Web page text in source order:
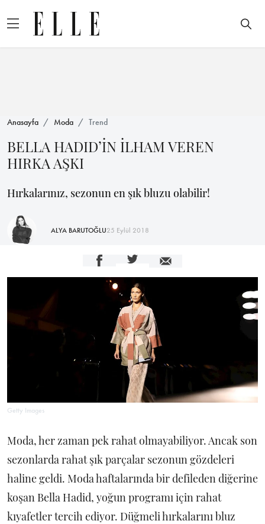
Anasayfa Moda Trend
BELLA HADID’İN İLHAM VEREN
HIRKA AŞKI
Hırkalarınız, sezonun en şık bluzu olabilir!
ALYA BARUTOĞLU25 Eylül 2018
Getty Images
Moda, her zaman pek rahat olmayabiliyor. Ancak son
sezonlarda rahat şık parçalar sezonun gözdeleri
haline geldi. Moda haftalarında bir defileden diğerine
koşan Bella Hadid, yoğun programı için rahat
kıyafetler tercih ediyor. Düğmeli hırkalarını bluz